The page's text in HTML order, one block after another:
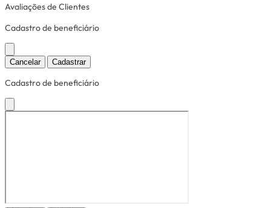
Avaliações de Clientes
Cadastro de beneficiário
Cancelar Cadastrar
Cadastro de beneficiário